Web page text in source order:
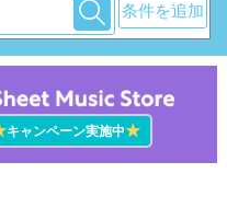
条件を追加
キャンペーン実施中★